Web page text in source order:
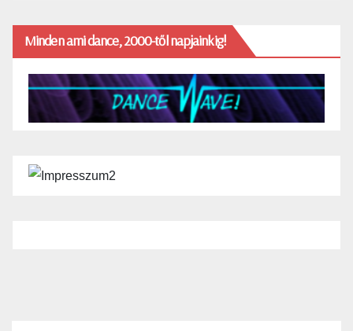
Minden ami dance, 2000-től napjainkig!